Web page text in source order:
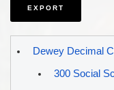
Dewey Decimal
300 Social